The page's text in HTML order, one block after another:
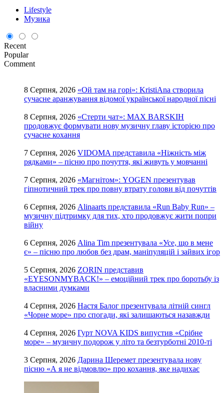
Lifestyle
Музика
Recent
Popular
Comment
8 Серпня, 2026 «Ой там на горі»: KristiAna створила
сучасне аранжування відомої української народної пісні
8 Серпня, 2026 «Стерти чат»: MAX BARSKIH
продовжує формувати нову музичну главу історією про
сучасне кохання
7 Серпня, 2026 VIDOMA представила «Ніжність між
рядками» – пісню про почуття, які живуть у мовчанні
7 Серпня, 2026 «Магнітом»: YOGEN презентував
гіпнотичний трек про повну втрату голови від почуттів
6 Серпня, 2026 Alinaarts представила «Run Baby Run» –
музичну підтримку для тих, хто продовжує жити попри
війну
6 Серпня, 2026 Alina Tim презентувала «Усе, що в мене
є» – пісню про любов без драм, маніпуляцій і зайвих ігор
5 Серпня, 2026 ZORIN представив
«EYESONMYBACK!» – емоційний трек про боротьбу із
власними думками
4 Серпня, 2026 Настя Балог презентувала літній сингл
«Чорне море» про спогади, які залишаються назавжди
4 Серпня, 2026 Гурт NOVA KIDS випустив «Срібне
море» – музичну подорож у літо та безтурботні 2010-ті
3 Серпня, 2026 Дарина Шеремет презентувала нову
пісню «А я не відмовлю» про кохання, яке надихає